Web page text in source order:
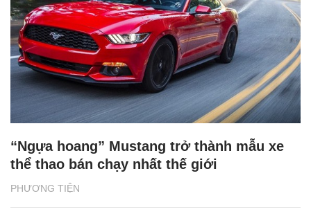
Chăm sóc sức khỏe cần thực hiện
ngay khi cơ thể còn khỏe
GS.TS Nguyễn Thị Lan
chức Giám đốc Học
Việt Nam